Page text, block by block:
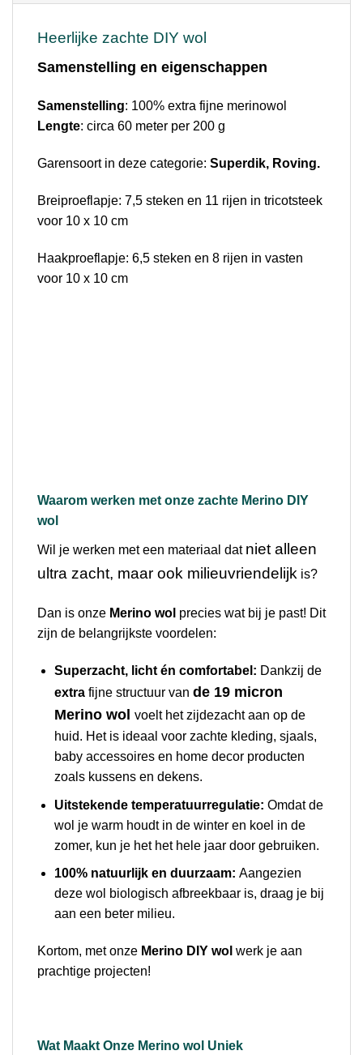
Heerlijke zachte DIY wol
Samenstelling en eigenschappen
Samenstelling: 100% extra fijne merinowol
Lengte: circa 60 meter per 200 g
Garensoort in deze categorie: Superdik, Roving.
Breiproeflapje: 7,5 steken en 11 rijen in tricotsteek
voor 10 x 10 cm
Haakproeflapje: 6,5 steken en 8 rijen in vasten
voor 10 x 10 cm
Waarom werken met onze zachte Merino DIY
wol
Wil je werken met een materiaal dat niet alleen
ultra zacht, maar ook milieuvriendelijk is?
Dan is onze Merino wol precies wat bij je past! Dit
zijn de belangrijkste voordelen:
Superzacht, licht én comfortabel: Dankzij de
extrafijne structuur van de 19 micron
Merino wol voelt het zijdezacht aan op de
huid. Het is ideaal voor zachte kleding, sjaals,
baby accessoires en home decor producten
zoals kussens en dekens.
Uitstekende temperatuurregulatie: Omdat de
wol je warm houdt in de winter en koel in de
zomer, kun je het het hele jaar door gebruiken.
100% natuurlijk en duurzaam: Aangezien
deze wol biologisch afbreekbaar is, draag je bij
aan een beter milieu.
Kortom, met onze Merino DIY wol werk je aan
prachtige projecten!
Wat Maakt Onze Merino wol Uniek